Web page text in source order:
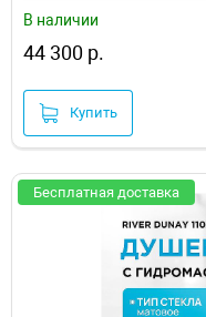
В наличии
44 300 р.
Купить
Бесплатная доставка